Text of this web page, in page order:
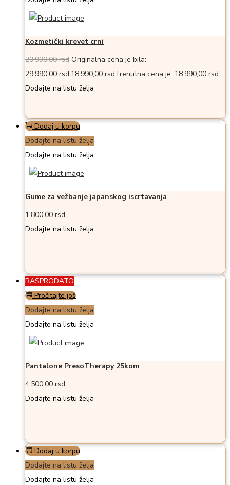
Kozmetički krevet crni
29.990,00rsd Originalna cena je bila:
29.990,00 rsd.18.990,00 rsdTrenutna cena je: 18.990,00 rsd.
Dodajte na listu želja
Dodaj u korpu
Dodajte na listu želja
Dodajte na listu želja
Gume za vežbanje japanskog iscrtavanja
1.800,00 rsd
Dodajte na listu želja
RASPRODATO
Pročitajte još
Dodajte na listu želja
Dodajte na listu želja
Pantalone PresoTherapy 25kom
4.500,00 rsd
Dodajte na listu želja
Dodaj u korpu
Dodajte na listu želja
Dodajte na listu želja